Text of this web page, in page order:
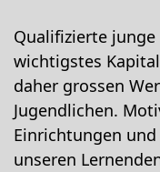
Qualifizierte
wichtigstes
daher grossen
Jugendlichen.
Einrichtungen
unseren